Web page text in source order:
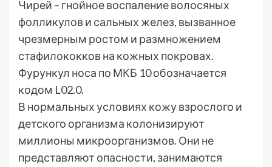
Чирей – гнойное воспаление волосяных
фолликулов и сальных желез, вызванное
чрезмерным ростом и размножением
стафилококков на кожных покровах.
Фурункул носа по МКБ 10 обозначается
кодом L02.0.
В нормальных условиях кожу взрослого и
детского организма колонизируют
миллионы микроорганизмов. Они не
представляют опасности, занимаются